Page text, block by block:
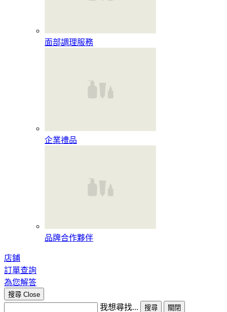
面部調理服務
企業禮品
品牌合作夥伴
店鋪
訂單查詢
為您解答
搜尋 Close
我想尋找... 搜尋
關閉